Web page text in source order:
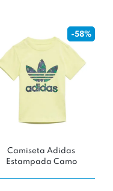
-58%
Camiseta Adidas
Estampada Camo